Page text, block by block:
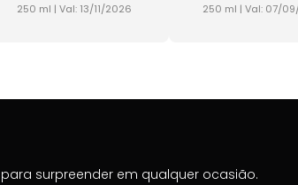
250 ml | Val: 13/11/2026 250 ml | Val: 07/
surpreender em qualquer ocasião.